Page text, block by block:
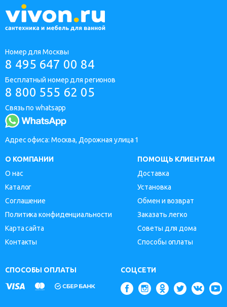
Номер для Москвы
8 495 647 00 84
Бесплатный номер для регионов
8 800 555 62 05
Связь по whatsapp
Адрес офиса: Москва, Дорожная улица 1
О КОМПАНИИ
О нас
Каталог
Соглашение
Политика конфиденциальности
Карта сайта
Контакты
ПОМОЩЬ КЛИЕНТАМ
Доставка
Установка
Обмен и возврат
Заказать легко
Советы для дома
Способы оплаты
СПОСОБЫ ОПЛАТЫ СОЦСЕТИ